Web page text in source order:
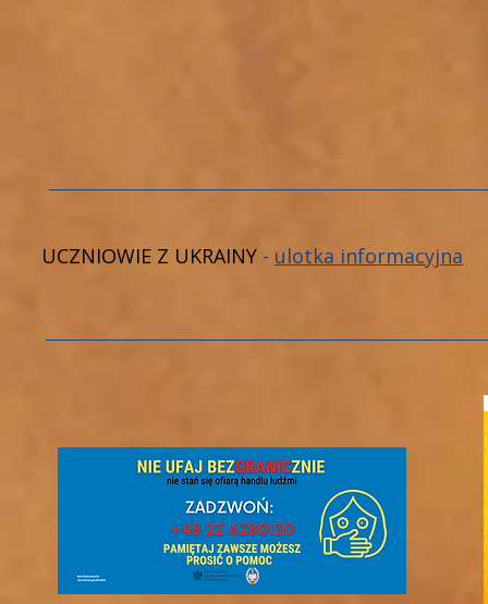
UCZNIOWIE Z UKRAINY - ulotka informacyjna